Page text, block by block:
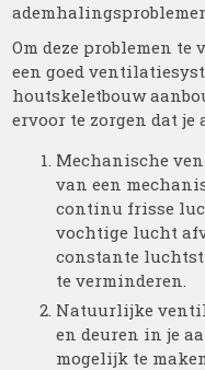
Om deze problemen
een goed
houtskeletbouw
ervoor te zorgen dat je
Mechanische
van een
continu frisse
vochtige lucht
constante
te verminderen.
Natuurlijke
en deuren in je
mogelijk te